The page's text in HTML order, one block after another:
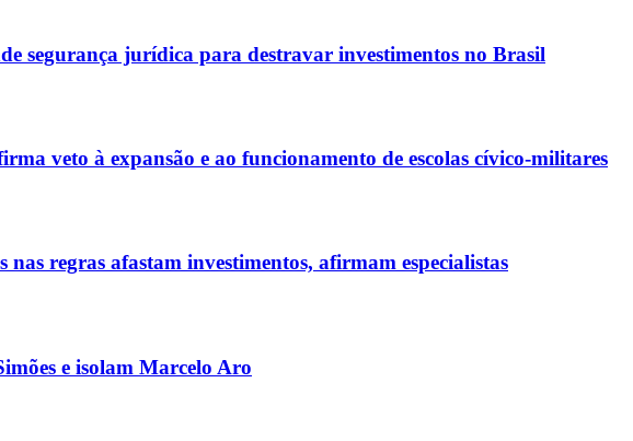
segurança jurídica para destravar investimentos no Brasil
veto à expansão e ao funcionamento de escolas cívico-militares
regras afastam investimentos, afirmam especialistas
e isolam Marcelo Aro